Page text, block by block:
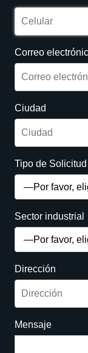
Correo
Ciudad
Tipo de Solicitud
Sector industrial
Dirección
Mensaje